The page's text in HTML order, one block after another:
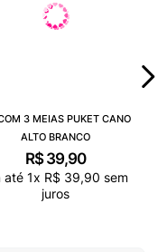
3 MEIAS PUKET CANO
ALTO BRANCO
R$ 39,90
até 1x R$ 39,90 sem
juros